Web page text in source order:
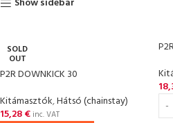
SOLD
OUT
P2R DOWNKICK 30
Kitámasztók,Hátsó (chainstay)
15,28€ inc. VAT